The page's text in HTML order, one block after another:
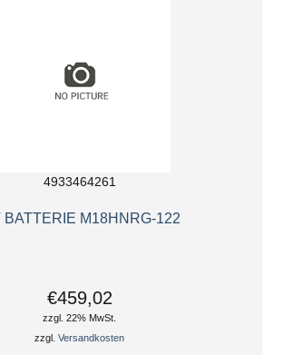
4933464261
BATTERIE M18HNRG-122
€459,02
zzgl. 22% MwSt.
zzgl.Versandkosten